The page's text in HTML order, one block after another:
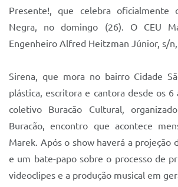
Autarquias
Presente!, que celebra oficialmente
Negra, no domingo (26). O CEU
Engenheiro Alfred Heitzman Júnior, s/
Sirena, que mora no bairro Cidade
plástica, escritora e cantora desde os 6
coletivo Buracão Cultural,
Buracão, encontro que acontece
Marek. Após o show haverá a projeção
e um bate-papo sobre o processo de
videoclipes e a produção musical em